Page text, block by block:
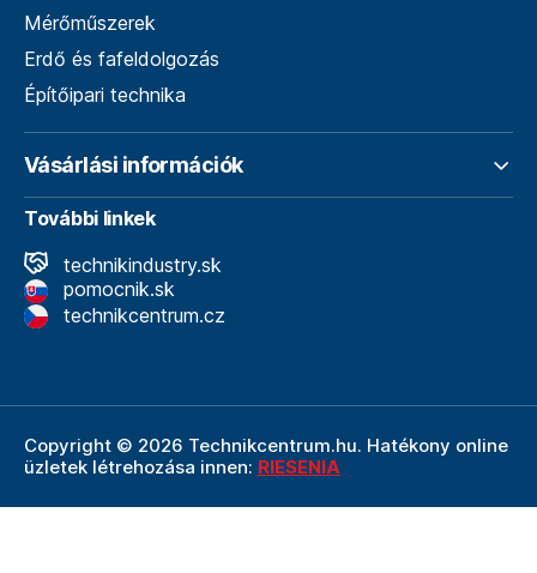
Mérőműszerek
Erdő és fafeldolgozás
Építőipari technika
Vásárlási információk
További linkek
technikindustry.sk
pomocnik.sk
technikcentrum.cz
Copyright © 2026 Technikcentrum.hu. Hatékony online
üzletek létrehozása innen: RIESENIA